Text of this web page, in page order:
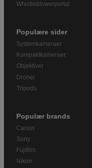
Whistleblowerportal
Populære sider
Systemkameraer
Kompaktkameraer
Objektiver
Droner
Tripods
Populær brands
Canon
Sony
Fujifilm
Nikon